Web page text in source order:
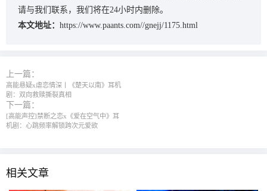
请与我们联系，我们将在24小时内删除。
本文地址： https://www.paants.com//gnejj/1175.html
上一篇：
高能悬疑x虐恋情深丨《楚天以南》耳机
剧：双向救赎撕裂真相
下一篇：
[高能声控]禁断之恋x《爱在空气中》耳
机剧：心跳频率解锁跨次元爱欲
相关文章